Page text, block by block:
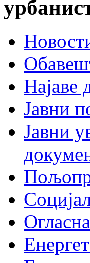
Најаве
Јавни
Јавни